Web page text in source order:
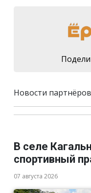
Новости партнёров
В селе
спортивный
07 августа 2026